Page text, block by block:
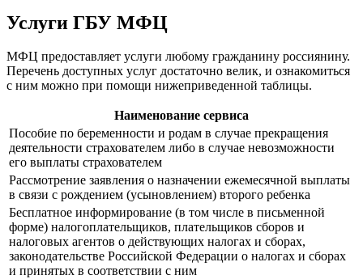
Услуги ГБУ МФЦ
МФЦ предоставляет услуги любому гражданину россиянину.
Перечень доступных услуг достаточно велик, и ознакомиться
с ним можно при помощи нижеприведенной таблицы.
Наименование сервиса
Пособие по беременности и родам в случае прекращения
деятельности страхователем либо в случае невозможности
его выплаты страхователем
Рассмотрение заявления о назначении ежемесячной выплаты
в связи с рождением (усыновлением) второго ребенка
Бесплатное информирование (в том числе в письменной
форме) налогоплательщиков, плательщиков сборов и
налоговых агентов о действующих налогах и сборах,
законодательстве Российской Федерации о налогах и сборах
и принятых в соответствии с ним